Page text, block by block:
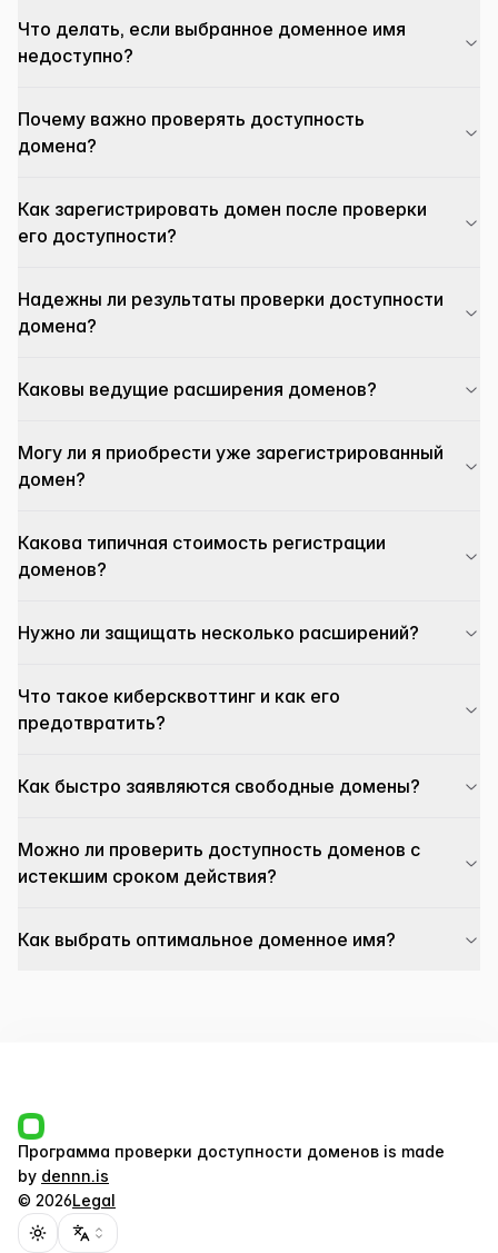
Что делать, если выбранное доменное имя
недоступно?
Почему важно проверять доступность
домена?
Как зарегистрировать домен после проверки
его доступности?
Надежны ли результаты проверки доступности
домена?
Каковы ведущие расширения доменов?
Могу ли я приобрести уже зарегистрированный
домен?
Какова типичная стоимость регистрации
доменов?
Нужно ли защищать несколько расширений?
Что такое киберсквоттинг и как его
предотвратить?
Как быстро заявляются свободные домены?
Можно ли проверить доступность доменов с
истекшим сроком действия?
Как выбрать оптимальное доменное имя?
Программа проверки доступности доменов is made
by dennn.is
© 2026Legal
Toggle theme